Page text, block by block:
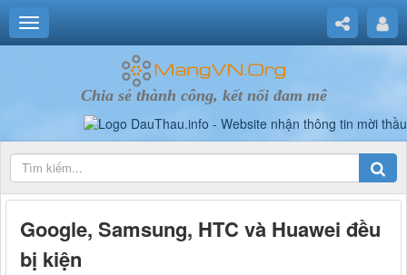
Chia sẻ thành công, kết nối đam mê
Google, Samsung, HTC và Huawei đều
bị kiện